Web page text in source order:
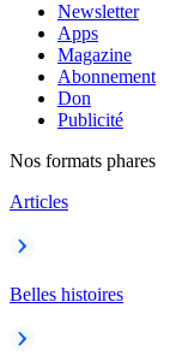
Newsletter
Apps
Magazine
Abonnement
Don
Publicité
Nos formats phares
Articles
Belles histoires